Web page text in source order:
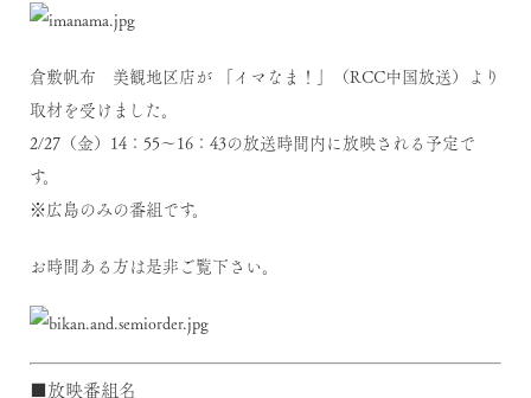
倉敷帆布 美観地区店が 「イマなま！」
（RCC中国放送）より
取材を受けました。
2/27（金）14：55～16：43の放送時間内に放映される予定で
す。
※広島のみの番組です。
お時間ある方は是非ご覧下さい。
■放映番組名